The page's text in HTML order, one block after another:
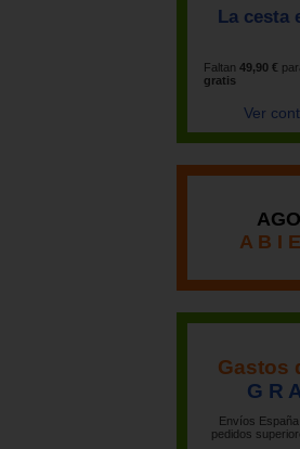
La cesta
Faltan 49,90 €
gratis
Ver
A B I
Gastos
G R
Envíos
pedidos